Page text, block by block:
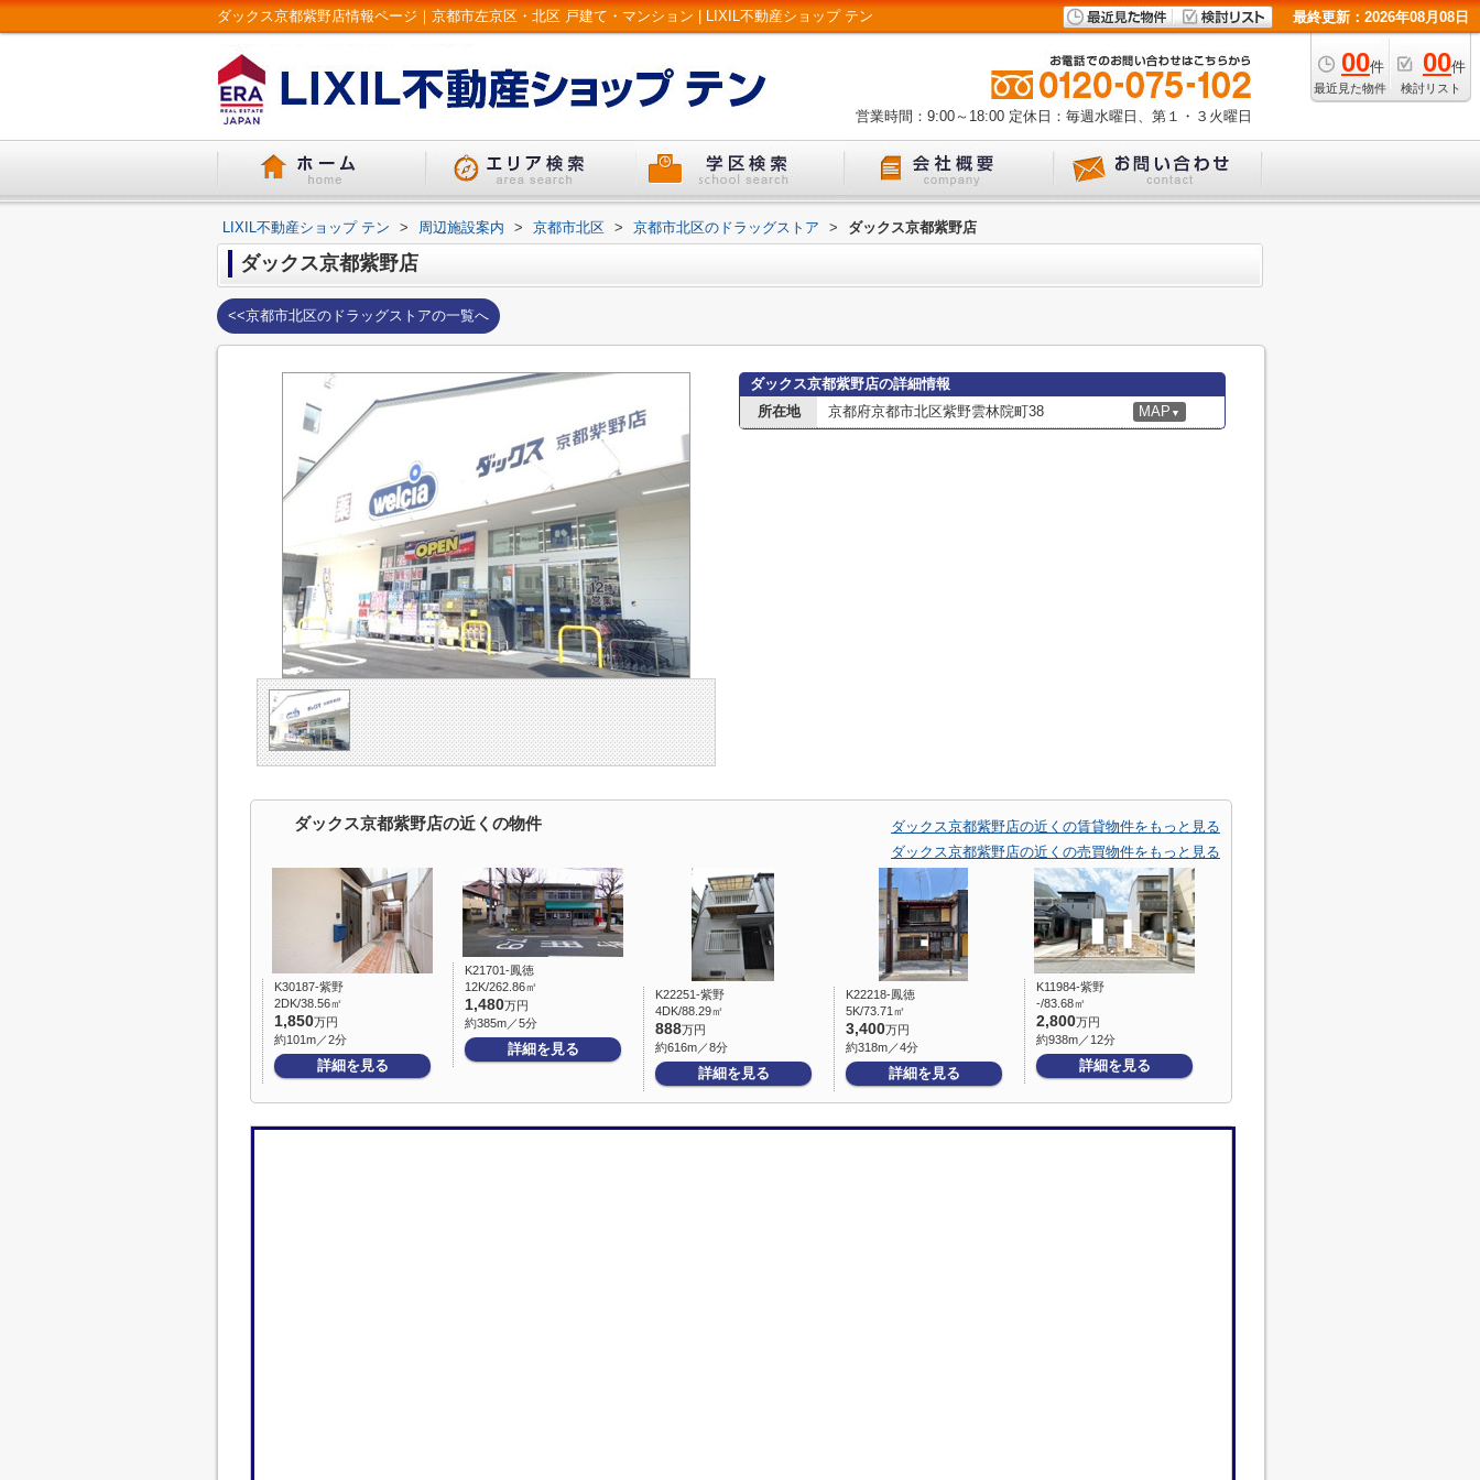
ダックス京都紫野店情報ページ｜京都市左京区・北区 戸建て・マンション | LIXIL不動産ショップ テン 最終更新：2026年08月08日
00件
最近見た物件
00件
検討リスト
営業時間：9:00～18:00 定休日：毎週水曜日、第１・３火曜日
LIXIL不動産ショップ テン > 周辺施設案内 > 京都市北区 > 京都市北区のドラッグストア > ダックス京都紫野店
ダックス京都紫野店
<<京都市北区のドラッグストアの一覧へ
ダックス京都紫野店の詳細情報
所在地
京都府京都市北区紫野雲林院町38 MAP ▼
ダックス京都紫野店の近くの物件
ダックス京都紫野店の近くの賃貸物件をもっと見る
ダックス京都紫野店の近くの売買物件をもっと見る
K30187-紫野
2DK/38.56㎡
1,850万円
約101m／2分
詳細を見る
K21701-鳳徳
12K/262.86㎡
1,480万円
約385m／5分
詳細を見る
K22251-紫野
4DK/88.29㎡
888万円
約616m／8分
詳細を見る
K22218-鳳徳
5K/73.71㎡
3,400万円
約318m／4分
詳細を見る
K11984-紫野
-/83.68㎡
2,800万円
約938m／12分
詳細を見る